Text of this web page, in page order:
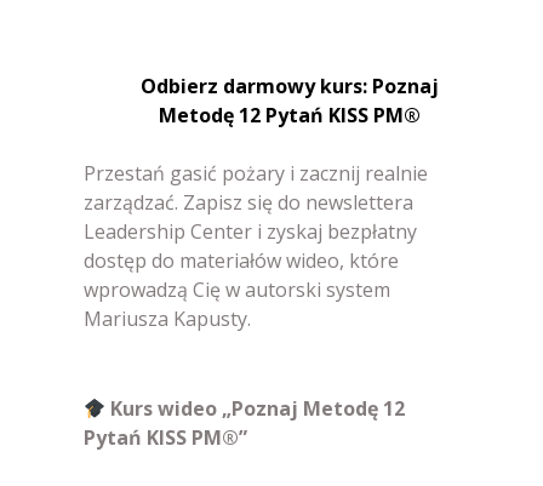
Odbierz darmowy kurs: Poznaj
Metodę 12 Pytań KISS PM®
Przestań gasić pożary i zacznij realnie
zarządzać. Zapisz się do newslettera
Leadership Center i zyskaj bezpłatny
dostęp do materiałów wideo, które
wprowadzą Cię w autorski system
Mariusza Kapusty.
Kurs wideo „Poznaj Metodę 12
Pytań KISS PM®”